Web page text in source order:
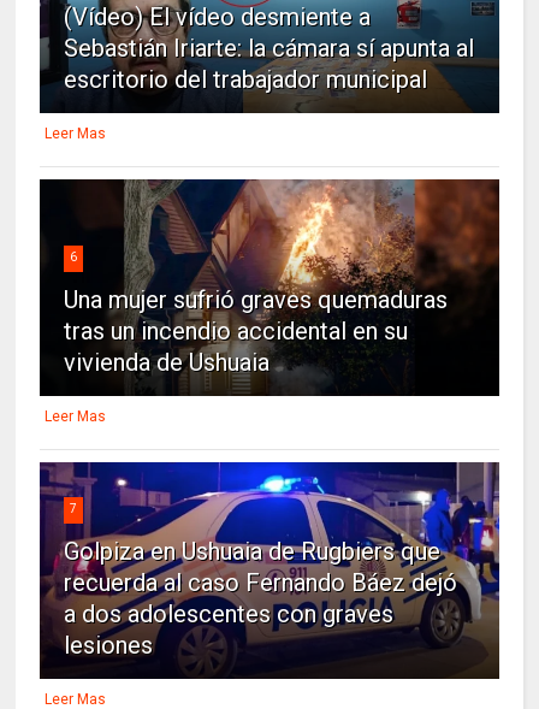
(Vídeo) El vídeo desmiente a
Sebastián Iriarte: la cámara sí apunta al
escritorio del trabajador municipal
Leer Mas
6
Una mujer sufrió graves quemaduras
tras un incendio accidental en su
vivienda de Ushuaia
Leer Mas
7
Golpiza en Ushuaia de Rugbiers que
recuerda al caso Fernando Báez dejó
a dos adolescentes con graves
lesiones
Leer Mas